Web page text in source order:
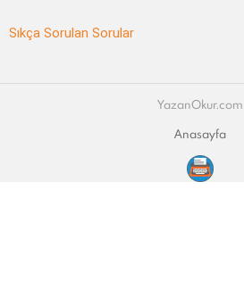
Sıkça Sorulan Sorular
YazanOkur.com
Anasayfa